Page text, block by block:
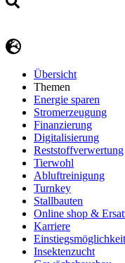
Übersicht
Themen
Energie sparen
Stromerzeugung
Finanzierung
Digitalisierung
Reststoffverwertung
Tierwohl
Abluftreinigung
Turnkey
Stallbauten
Online shop &
Karriere
Insektenzucht